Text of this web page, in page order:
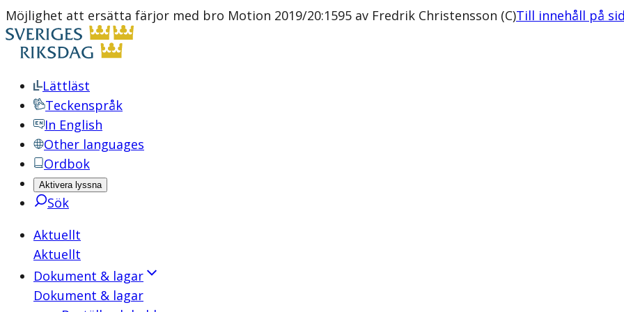
Möjlighet att ersätta färjor med bro Motion 2019/20:1595 av Fredrik Christensson (C)Till innehåll på
Lättläst
Teckenspråk
In English
Other languages
Ordbok
Aktivera lyssna
Sök
Aktuellt
Aktuellt
Dokument & lagar
Dokument & lagar